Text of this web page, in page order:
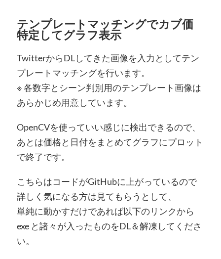
テンプレートマッチングでカブ価
特定してグラフ表示
TwitterからDLしてきた画像を入力としてテン
プレートマッチングを行います。
※ 各数字とシーン判別用のテンプレート画像は
あらかじめ用意しています。
OpenCVを使っていい感じに検出できるので、
あとは価格と日付をまとめてグラフにプロット
で終了です。
こちらはコードがGitHubに上がっているので
詳しく気になる方は見てもらうとして、
単純に動かすだけであれば以下のリンクから
exe と諸々が入ったものをDL＆解凍してくださ
い。